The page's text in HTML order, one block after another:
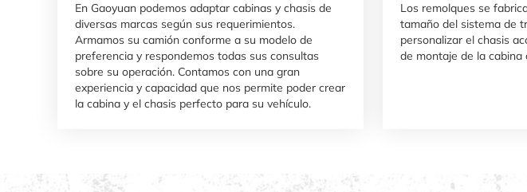
En Gaoyuan podemos adaptar cabinas y chasis de
diversas marcas según sus requerimientos.
Armamos su camión conforme a su modelo de
preferencia y respondemos todas sus consultas
sobre su operación. Contamos con una gran
experiencia y capacidad que nos permite poder crear
la cabina y el chasis perfecto para su vehículo.
Los remolques se
tamaño del sistema de
personalizar el chasis
de montaje de la cabina